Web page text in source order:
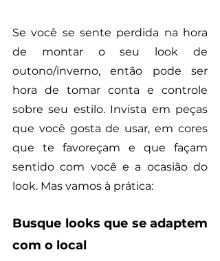
Se você se sente perdida na hora
de montar o seu look de
outono/inverno, então pode ser
hora de tomar conta e controle
sobre seu estilo. Invista em peças
que você gosta de usar, em cores
que te favoreçam e que façam
sentido com você e a ocasião do
look. Mas vamos à prática:
Busque looks que se adaptem
com o local